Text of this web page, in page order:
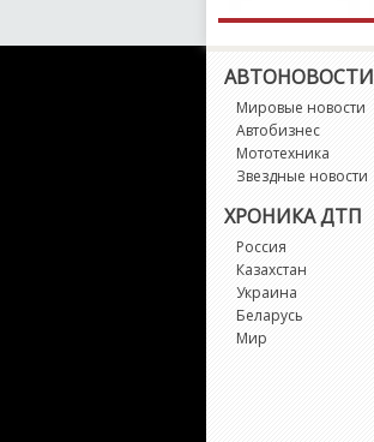
АВТОНОВОСТИ
Мировые новости
Автобизнес
Мототехника
Звездные новости
ХРОНИКА ДТП
Россия
Казахстан
Украина
Беларусь
Мир